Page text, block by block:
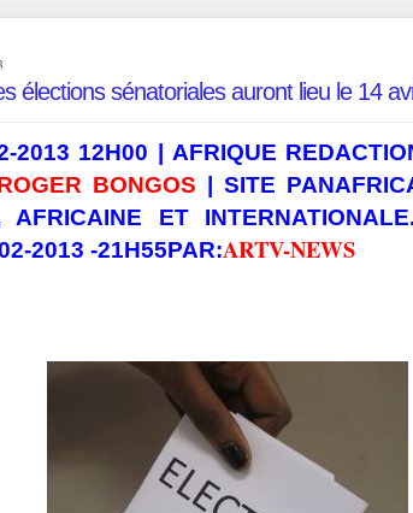
élections sénatoriales auront lieu le 14
2013 12H00 | AFRIQUE
BONGOS | SITE
AFRICAINE ET
2013 -21H55PAR:ARTV-NEWS